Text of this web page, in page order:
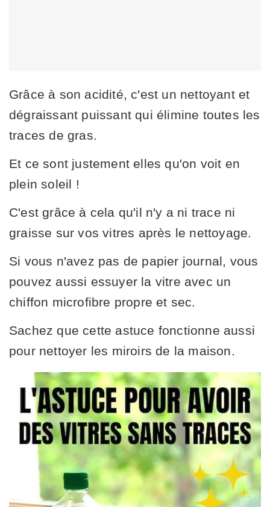
Grâce à son acidité, c'est un nettoyant et
dégraissant puissant qui élimine toutes les
traces de gras.
Et ce sont justement elles qu'on voit en
plein soleil !
C'est grâce à cela qu'il n'y a ni trace ni
graisse sur vos vitres après le nettoyage.
Si vous n'avez pas de papier journal, vous
pouvez aussi essuyer la vitre avec un
chiffon microfibre propre et sec.
Sachez que cette astuce fonctionne aussi
pour nettoyer les miroirs de la maison.